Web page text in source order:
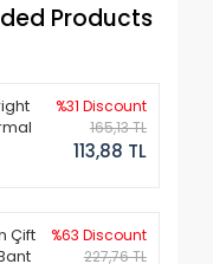
Products
%31 Discount
165,13 TL
113,88 TL
Çift
%63 Discount
227,76 TL